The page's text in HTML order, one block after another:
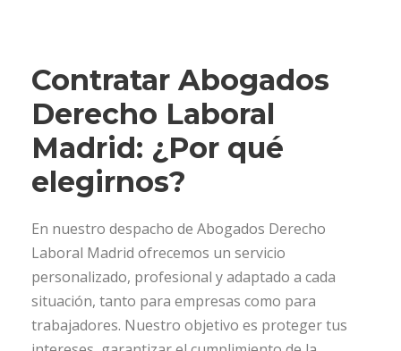
Contratar Abogados
Derecho Laboral
Madrid: ¿Por qué
elegirnos?
En nuestro despacho de Abogados Derecho
Laboral Madrid ofrecemos un servicio
personalizado, profesional y adaptado a cada
situación, tanto para empresas como para
trabajadores. Nuestro objetivo es proteger tus